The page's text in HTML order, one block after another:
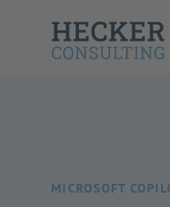
MICROSOFT